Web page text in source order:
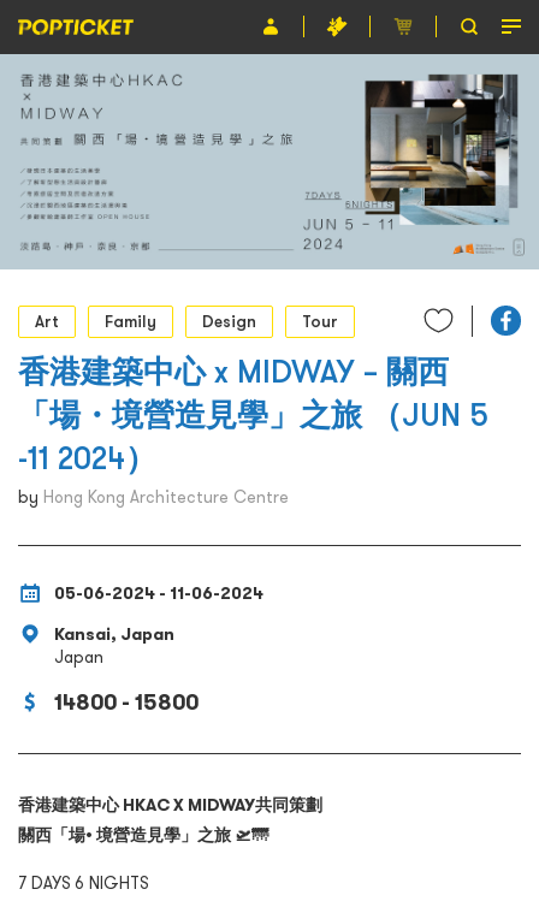
Event
Organiser
About POPTICKET
Terms and Conditions
繁
Art
Family Design Tour
香港建築中心 x MIDWAY – 關西
「場・境營造見學」之旅 （JUN 5
-11 2024）
by Hong Kong Architecture Centre
05-06-2024 - 11-06-2024
Kansai, Japan
Japan
14800 - 15800
香港建築中心 HKAC X MIDWAY共同策劃
關西「場• 境營造見學」之旅 🛫🌁
7 DAYS 6 NIGHTS